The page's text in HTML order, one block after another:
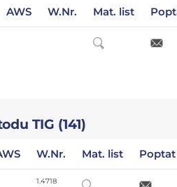
AWS W.Nr. Mat. list
TIG (141)
W.Nr. Mat. list Poptat
1.4718